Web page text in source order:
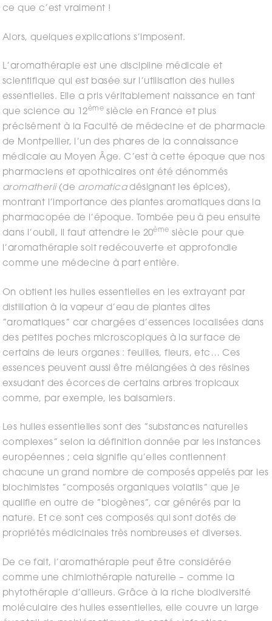
ce que c’est vraiment !
Alors, quelques explications s’imposent.
L’aromathérapie est une discipline médicale et
scientifique qui est basée sur l’utilisation des huiles
essentielles. Elle a pris véritablement naissance en tant
que science au 12ème siècle en France et plus
précisément à la Faculté de médecine et de pharmacie
de Montpellier, l’un des phares de la connaissance
médicale au Moyen Âge. C’est à cette époque que nos
pharmaciens et apothicaires ont été dénommés
aromatherii(de aromaticadésignant les épices),
montrant l’importance des plantes aromatiques dans la
pharmacopée de l’époque. Tombée peu à peu ensuite
dans l’oubli, il faut attendre le 20ème siècle pour que
l’aromathérapie soit redécouverte et approfondie
comme une médecine à part entière.
On obtient les huiles essentielles en les extrayant par
distillation à la vapeur d’eau de plantes dites
”aromatiques” car chargées d’essences localisées dans
des petites poches microscopiques à la surface de
certains de leurs organes : feuilles, fleurs, etc… Ces
essences peuvent aussi être mélangées à des résines
exsudant des écorces de certains arbres tropicaux
comme, par exemple, les balsamiers.
Les huiles essentielles sont des ”substances naturelles
complexes” selon la définition donnée par les instances
européennes ; cela signifie qu’elles contiennent
chacune un grand nombre de composés appelés par les
biochimistes ”composés organiques volatils” que je
qualifie en outre de ”biogènes”, car générés par la
nature. Et ce sont ces composés qui sont dotés de
propriétés médicinales très nombreuses et diverses.
De ce fait, l’aromathérapie peut être considérée
comme une chimiothérapie naturelle – comme la
phytothérapie d’ailleurs. Grâce à la riche biodiversité
moléculaire des huiles essentielles, elle couvre un large